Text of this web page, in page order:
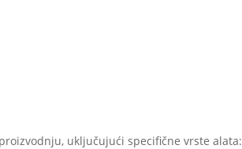
uključujući specifične vrste alata: